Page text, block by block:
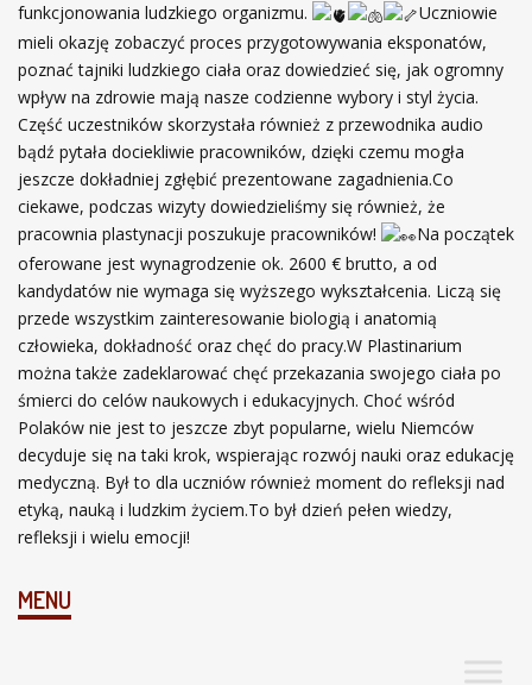
funkcjonowania ludzkiego organizmu.
Uczniowie
mieli okazję zobaczyć proces przygotowywania eksponatów,
poznać tajniki ludzkiego ciała oraz dowiedzieć się, jak ogromny
wpływ na zdrowie mają nasze codzienne wybory i styl życia.
Część uczestników skorzystała również z przewodnika audio
bądź pytała dociekliwie pracowników, dzięki czemu mogła
jeszcze dokładniej zgłębić prezentowane zagadnienia.Co
ciekawe, podczas wizyty dowiedzieliśmy się również, że
pracownia plastynacji poszukuje pracowników!
Na początek
oferowane jest wynagrodzenie ok. 2600 € brutto, a od
kandydatów nie wymaga się wyższego wykształcenia. Liczą się
przede wszystkim zainteresowanie biologią i anatomią
człowieka, dokładność oraz chęć do pracy.W Plastinarium
można także zadeklarować chęć przekazania swojego ciała po
śmierci do celów naukowych i edukacyjnych. Choć wśród
Polaków nie jest to jeszcze zbyt popularne, wielu Niemców
decyduje się na taki krok, wspierając rozwój nauki oraz edukację
medyczną. Był to dla uczniów również moment do refleksji nad
etyką, nauką i ludzkim życiem.To był dzień pełen wiedzy,
refleksji i wielu emocji!
MENU